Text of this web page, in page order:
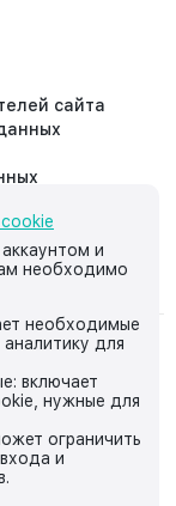
сайта
третьим
интернет-сайт,
не
положениями
Федерации.
и
необходимо
необходимые
для
включает
нужные для
ограничить
и